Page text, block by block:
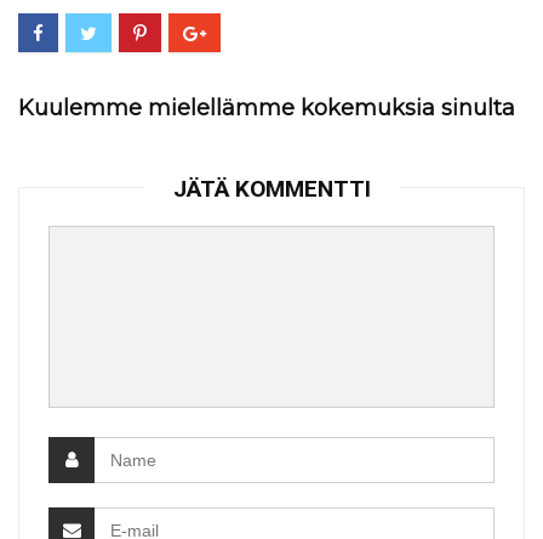
Kuulemme mielellämme kokemuksia sinulta
JÄTÄ KOMMENTTI